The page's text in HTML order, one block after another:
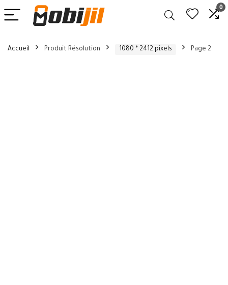
0
Accueil Produit Résolution 1080 * 2412 pixels Page 2